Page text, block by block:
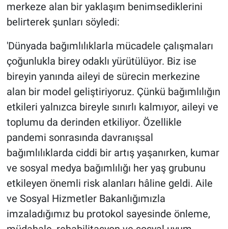
merkeze alan bir yaklaşım benimsediklerini
belirterek şunları söyledi:
'Dünyada bağımlılıklarla mücadele çalışmaları
çoğunlukla birey odaklı yürütülüyor. Biz ise
bireyin yanında aileyi de sürecin merkezine
alan bir model geliştiriyoruz. Çünkü bağımlılığın
etkileri yalnızca bireyle sınırlı kalmıyor, aileyi ve
toplumu da derinden etkiliyor. Özellikle
pandemi sonrasında davranışsal
bağımlılıklarda ciddi bir artış yaşanırken, kumar
ve sosyal medya bağımlılığı her yaş grubunu
etkileyen önemli risk alanları hâline geldi. Aile
ve Sosyal Hizmetler Bakanlığımızla
imzaladığımız bu protokol sayesinde önleme,